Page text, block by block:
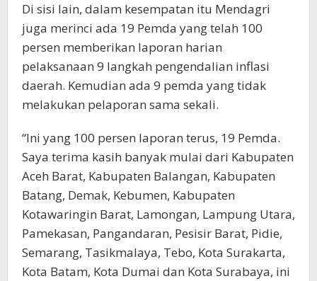
Di sisi lain, dalam kesempatan itu Mendagri
juga merinci ada 19 Pemda yang telah 100
persen memberikan laporan harian
pelaksanaan 9 langkah pengendalian inflasi
daerah. Kemudian ada 9 pemda yang tidak
melakukan pelaporan sama sekali.
“Ini yang 100 persen laporan terus, 19 Pemda.
Saya terima kasih banyak mulai dari Kabupaten
Aceh Barat, Kabupaten Balangan, Kabupaten
Batang, Demak, Kebumen, Kabupaten
Kotawaringin Barat, Lamongan, Lampung Utara,
Pamekasan, Pangandaran, Pesisir Barat, Pidie,
Semarang, Tasikmalaya, Tebo, Kota Surakarta,
Kota Batam, Kota Dumai dan Kota Surabaya, ini